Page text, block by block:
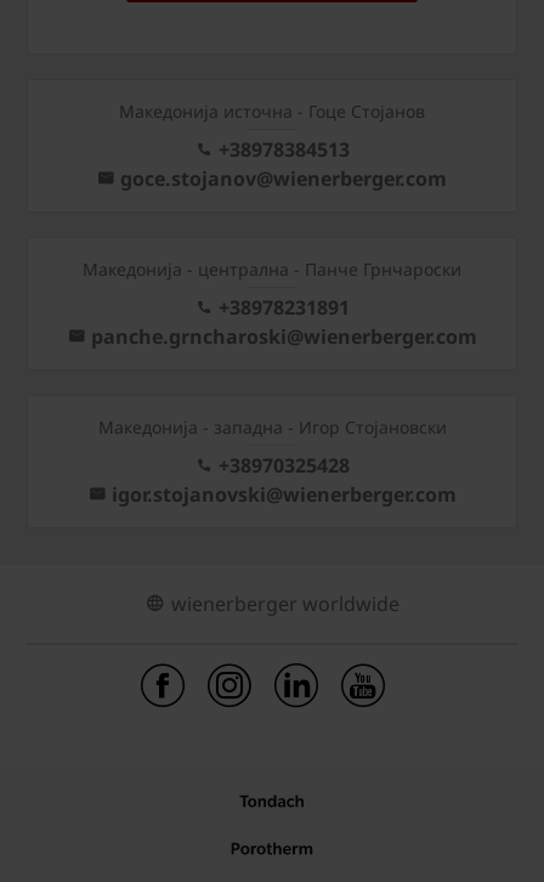
Македонија источна - Гоце Стојанов
+38978384513
goce.stojanov@wienerberger.com
Mакедонија - централна - Панче Грнчароски
+38978231891
panche.grncharoski@wienerberger.com
Mакедонија - западна - Игор Стојановски
+38970325428
igor.stojanovski@wienerberger.com
wienerberger worldwide